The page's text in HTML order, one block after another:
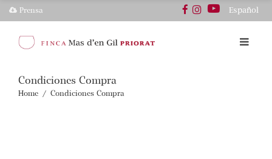
Español
Prensa
Condiciones Compra
Home / Condiciones Compra